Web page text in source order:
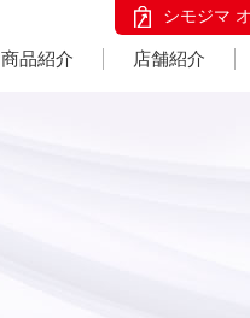
シモジマ
商品紹介 店舗紹介